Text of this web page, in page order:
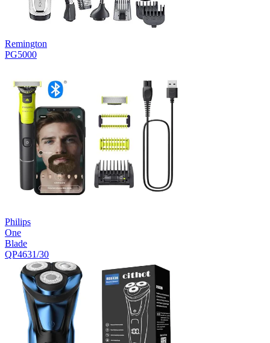
Remington
PG5000
Philips
One
Blade
QP4631/30